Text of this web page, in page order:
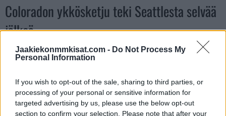
Jaakiekonmmkisat.com - Do Not Process My
Personal Information
If you wish to opt-out of the sale, sharing to third parties, or
processing of your personal or sensitive information for
targeted advertising by us, please use the below opt-out
section to confirm your selection. Please note that after your
Coloradon ykkösketju teki Seattlesta selvää
jälkeä